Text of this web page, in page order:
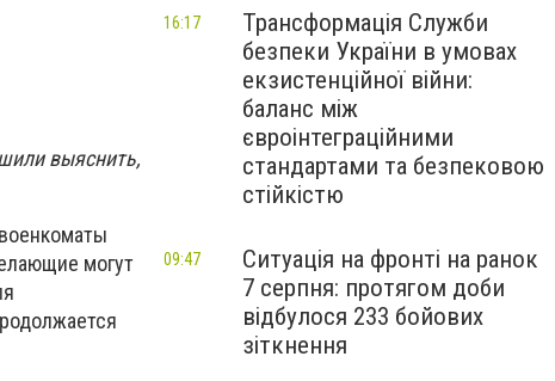
выяснить,
могут
Трансформація Служби
безпеки України в умовах
екзистенційної війни:
баланс між
євроінтеграційними
стандартами та безпековою
стійкістю
16:17
Ситуація на фронті на ранок
7 серпня: протягом доби
відбулося 233 бойових
зіткнення
09:47